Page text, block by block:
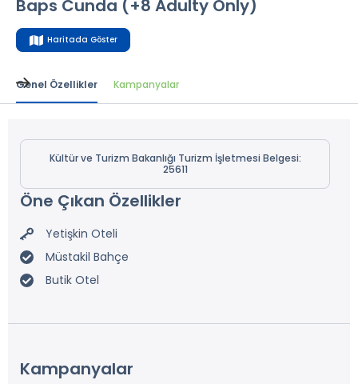
Baps Cunda (+8 Adulty Only)
Haritada Göster
Genel Özellikler Kampanyalar
Kültür ve Turizm Bakanlığı Turizm İşletmesi Belgesi:
25611
Öne Çıkan Özellikler
Yetişkin Oteli
Müstakil Bahçe
Butik Otel
Kampanyalar